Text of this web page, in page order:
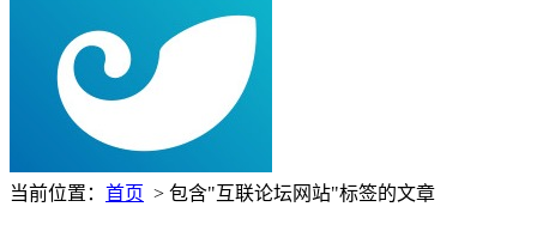
当前位置： 首页 > 包含"互联论坛网站"标签的文章